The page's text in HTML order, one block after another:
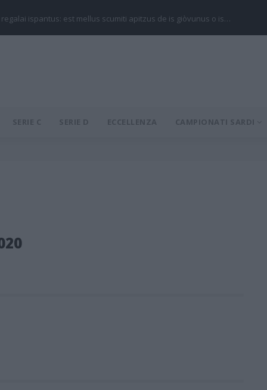
regalai ispantus: est mellus scumiti apitzus de is giòvunus o is…
SERIE C SERIE D ECCELLENZA CAMPIONATI SARDI